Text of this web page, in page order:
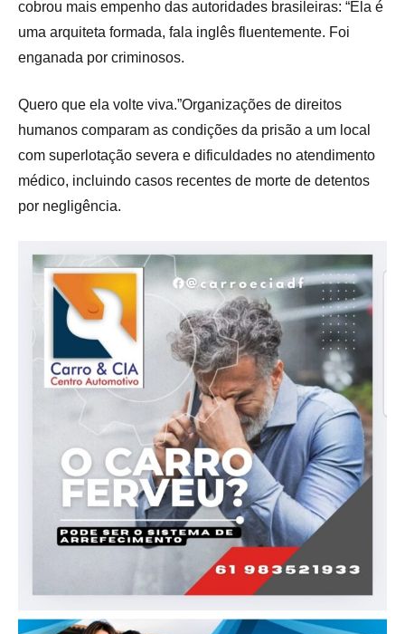
cobrou mais empenho das autoridades brasileiras: “Ela é
uma arquiteta formada, fala inglês fluentemente. Foi
enganada por criminosos.
Quero que ela volte viva.”Organizações de direitos
humanos comparam as condições da prisão a um local
com superlotação severa e dificuldades no atendimento
médico, incluindo casos recentes de morte de detentos
por negligência.